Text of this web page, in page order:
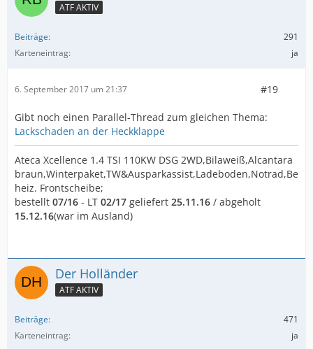
ATF AKTIV
Beiträge
291
Karteneintrag
ja
6. September 2017 um 21:37 #19
Gibt noch einen Parallel-Thread zum gleichen Thema:
Lackschaden an der Heckklappe
Ateca Xcellence 1.4 TSI 110KW DSG 2WD,Bilaweiß,Alcantara
braun,Winterpaket,TW&Ausparkassist,Ladeboden,Notrad,Be
heiz. Frontscheibe;
bestellt 07/16 - LT 02/17 geliefert 25.11.16 / abgeholt
15.12.16(war im Ausland)
Der Holländer
ATF AKTIV
Beiträge
471
Karteneintrag
ja